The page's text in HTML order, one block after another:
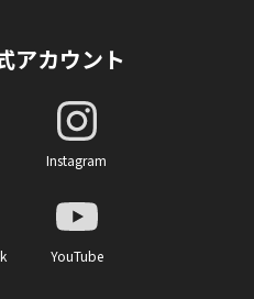
アカウント
Instagram
YouTube